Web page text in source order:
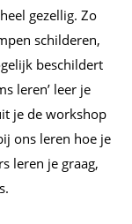
gezellig. Zo
schilderen,
beschildert
leren’ leer je
je de workshop
ons leren hoe je
leren je graag,